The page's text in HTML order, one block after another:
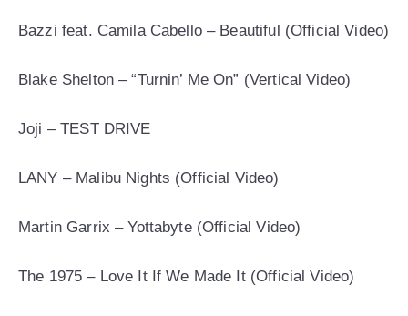
Bazzi feat. Camila Cabello – Beautiful (Official Video)
Blake Shelton – “Turnin’ Me On” (Vertical Video)
Joji – TEST DRIVE
LANY – Malibu Nights (Official Video)
Martin Garrix – Yottabyte (Official Video)
The 1975 – Love It If We Made It (Official Video)